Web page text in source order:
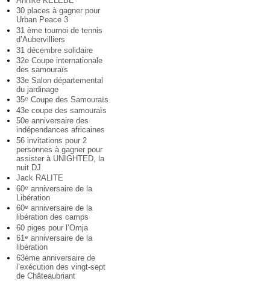
30 places à gagner pour
Urban Peace 3
31 ème tournoi de tennis
d’Aubervilliers
31 décembre solidaire
32e Coupe internationale
des samouraïs
33e Salon départemental
du jardinage
35e Coupe des Samouraïs
43e coupe des samouraïs
50e anniversaire des
indépendances africaines
56 invitations pour 2
personnes à gagner pour
assister à UNIGHTED, la
nuit DJ
Jack RALITE
60e anniversaire de la
Libération
60e anniversaire de la
libération des camps
60 piges pour l’Omja
61e anniversaire de la
libération
63ème anniversaire de
l’exécution des vingt-sept
de Châteaubriant